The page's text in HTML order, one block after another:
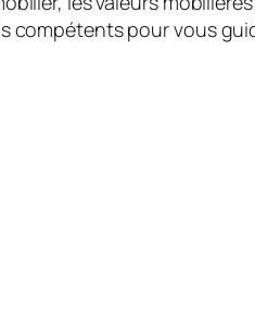
compétents pour vous